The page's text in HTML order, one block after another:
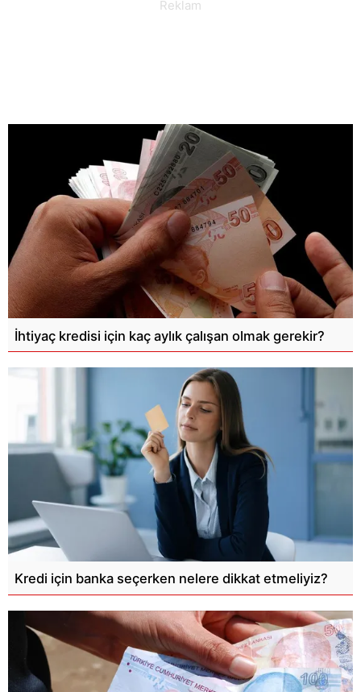
İhtiyaç kredisi için kaç aylık çalışan olmak gerekir?
Kredi için banka seçerken nelere dikkat etmeliyiz?